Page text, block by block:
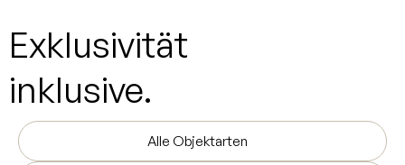
Exklusivität
inklusive.
Alle Objektarten